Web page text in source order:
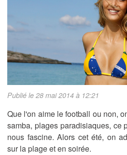
Publié le 28 mai 2014 à 12:21
Que l'on aime le football ou non,
samba, plages paradisiaques, ce
nous fascine. Alors cet été, on
sur la plage et en soirée.